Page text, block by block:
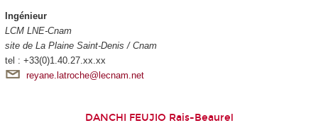
Ingénieur
LCM LNE-Cnam
site de La Plaine Saint-Denis / Cnam
tel : +33(0)1.40.27.xx.xx
reyane.latroche@lecnam.net
DANCHI FEUJIO Rais-Beaurel